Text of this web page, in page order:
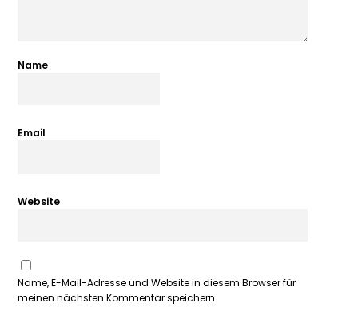
Name
Email
Website
Name, E-Mail-Adresse und Website in diesem Browser für
meinen nächsten Kommentar speichern.